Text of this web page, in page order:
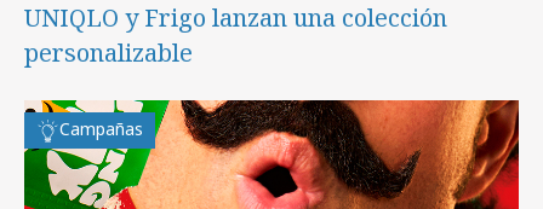
UNIQLO y Frigo lanzan una colección
personalizable
Campañas